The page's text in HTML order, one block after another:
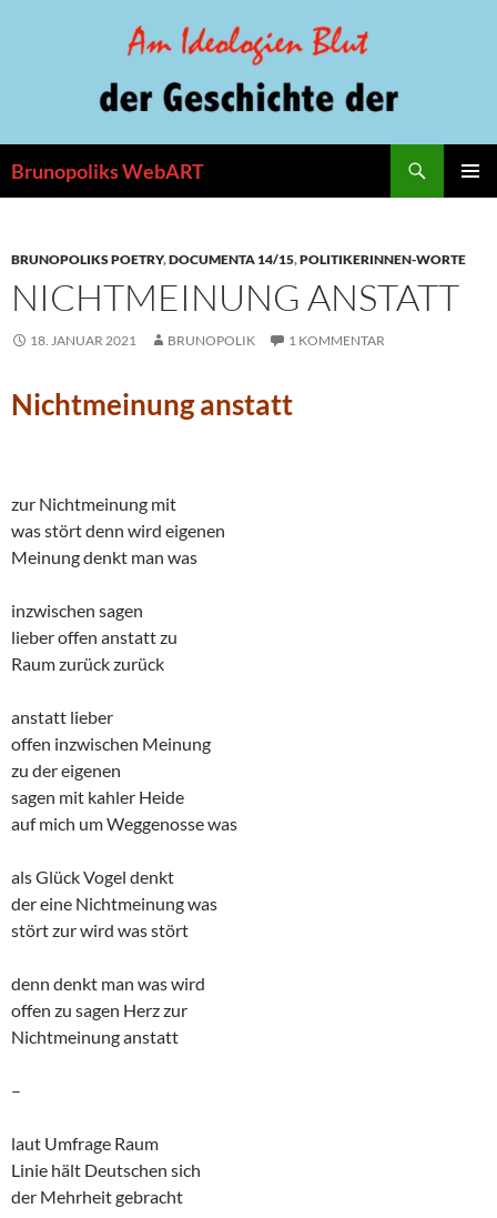
Brunopoliks WebART
BRUNOPOLIKS POETRY,DOCUMENTA 14/15,POLITIKERINNEN-WORTE
NICHTMEINUNG ANSTATT
18. JANUAR 2021 BRUNOPOLIK 1 KOMMENTAR
Nichtmeinung anstatt
zur Nichtmeinung mit
was stört denn wird eigenen
Meinung denkt man was
inzwischen sagen
lieber offen anstatt zu
Raum zurück zurück
anstatt lieber
offen inzwischen Meinung
zu der eigenen
sagen mit kahler Heide
auf mich um Weggenosse was
als Glück Vogel denkt
der eine Nichtmeinung was
stört zur wird was stört
denn denkt man was wird
offen zu sagen Herz zur
Nichtmeinung anstatt
–
laut Umfrage Raum
Linie hält Deutschen sich
der Mehrheit gebracht